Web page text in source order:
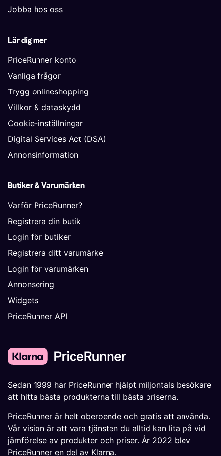
Jobba hos oss
Lär dig mer
PriceRunner konto
Vanliga frågor
Trygg onlineshopping
Villkor & dataskydd
Cookie-inställningar
Digital Services Act (DSA)
Annonsinformation
Butiker & Varumärken
Varför PriceRunner?
Registrera din butik
Login för butiker
Registrera ditt varumärke
Login för varumärken
Annonsering
Widgets
PriceRunner API
Sedan 1999 har PriceRunner hjälpt miljontals besökare
att hitta bästa produkterna till bästa priserna.
PriceRunner är helt oberoende och gratis att använda.
Vår vision är att vara tjänsten du alltid kan lita på vid
jämförelse av produkter och priser. År 2022 blev
PriceRunner en del av Klarna.